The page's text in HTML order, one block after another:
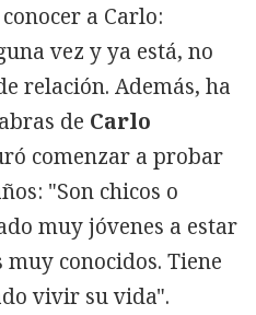
a Carlo:
vez y ya está, no
relación. Además, ha
de Carlo
comenzar a probar
"Son chicos o
muy jóvenes a estar
conocidos. Tiene
vivir su vida".